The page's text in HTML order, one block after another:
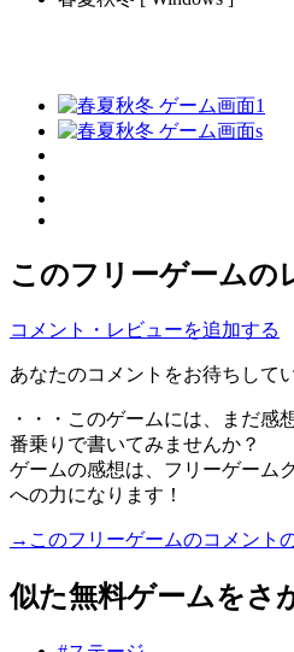
このフリーゲームの
コメント・レビューを追加する
あなたのコメントをお待ちして
・・・このゲームには、まだ感
番乗りで書いてみませんか？
ゲームの感想は、フリーゲーム
への力になります！
→このフリーゲームのコメント
似た無料ゲームをさ